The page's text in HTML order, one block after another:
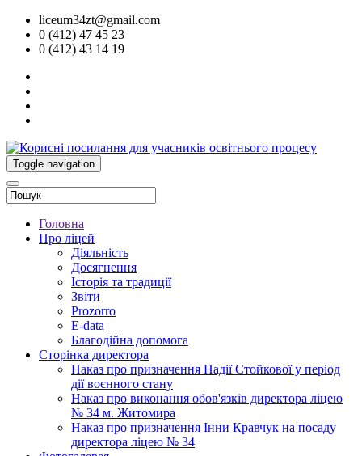
liceum34zt@gmail.com
0 (412) 47 45 23
0 (412) 43 14 19
Toggle navigation
Головна
Про ліцей
Діяльність
Досягнення
Історія та традиції
Звіти
Prozorro
E-data
Благодійна допомога
Сторінка директора
Наказ про призначення Надії Стойкової у період
дії воєнного стану
Наказ про виконання обов'язків директора ліцею
№ 34 м. Житомира
Наказ про призначення Інни Кравчук на посаду
директора ліцею № 34